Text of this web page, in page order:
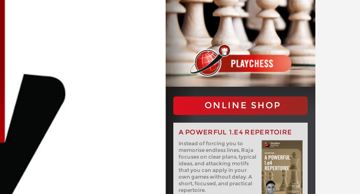
ONLINE SHOP
A POWERFUL 1.E4 REPERTOIRE
Instead of forcing you to
memorise endless lines, Raja
focuses on clear plans, typical
ideas, and attacking motifs
that you can apply in your
own games without delay. A
short, focused, and practical
repertoire.